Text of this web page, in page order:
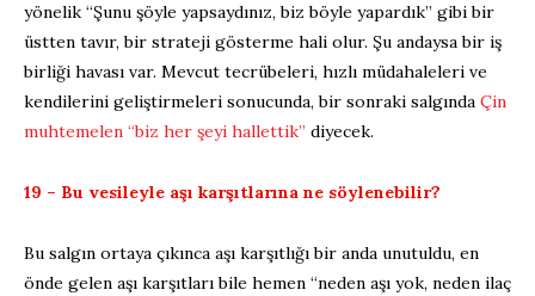
yönelik “Şunu şöyle yapsaydınız, biz böyle yapardık” gibi bir
üstten tavır, bir strateji gösterme hali olur. Şu andaysa bir iş
birliği havası var. Mevcut tecrübeleri, hızlı müdahaleleri ve
kendilerini geliştirmeleri sonucunda, bir sonraki salgında Çin
muhtemelen “biz her şeyi hallettik” diyecek.
19 – Bu vesileyle aşı karşıtlarına ne söylenebilir?
Bu salgın ortaya çıkınca aşı karşıtlığı bir anda unutuldu, en
önde gelen aşı karşıtları bile hemen “neden aşı yok, neden ilaç